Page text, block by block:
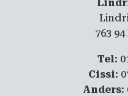
763
Tel:
Cissi:
Anders: